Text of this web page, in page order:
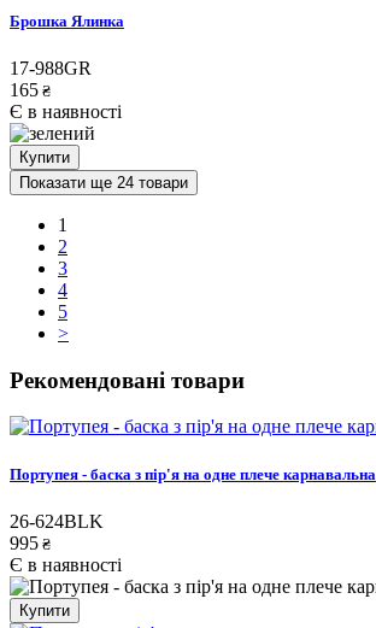
Брошка Ялинка
17-988GR
165 ₴
Є в наявності
Купити
Показати ще 24 товари
1
2
3
4
5
>
Рекомендовані товари
Портупея - баска з пір'я на одне плече карнавальна
26-624BLK
995 ₴
Є в наявності
Купити